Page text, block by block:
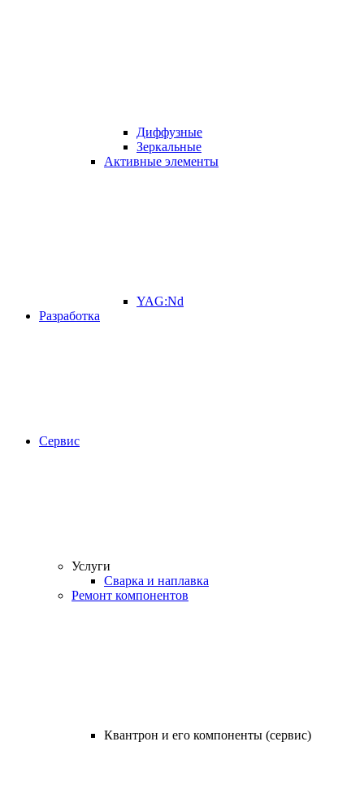
Диффузные
Зеркальные
Активные элементы
YAG:Nd
Разработка
Сервис
Услуги
Сварка и наплавка
Ремонт компонентов
Квантрон и его компоненты (сервис)